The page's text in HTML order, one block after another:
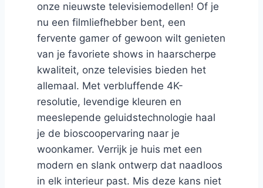
onze nieuwste televisiemodellen! Of je
nu een filmliefhebber bent, een
fervente gamer of gewoon wilt genieten
van je favoriete shows in haarscherpe
kwaliteit, onze televisies bieden het
allemaal. Met verbluffende 4K-
resolutie, levendige kleuren en
meeslepende geluidstechnologie haal
je de bioscoopervaring naar je
woonkamer. Verrijk je huis met een
modern en slank ontwerp dat naadloos
in elk interieur past. Mis deze kans niet